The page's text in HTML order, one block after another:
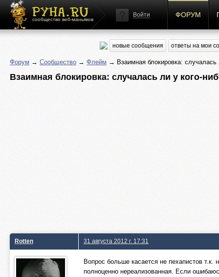
сообщество веб-маньяков
Войти ФОРУМ
новые сообщения ответы на мои
Форум → Сообщество → Флейм → Взаимная блокировка: случалась
Взаимная блокировка: случалась ли у кого-
Rotten 31 августа 2012 г. 17:31
Вопрос больше касается не пехапистов т.к.
полноценно нереализованная. Если